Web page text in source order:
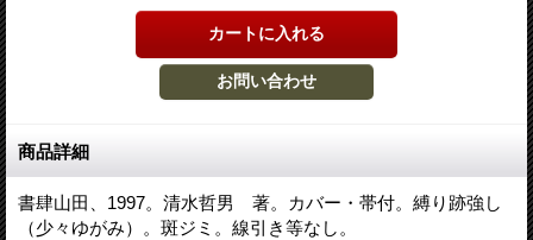
商品詳細
書肆山田、1997。清水哲男 著。カバー・帯付。縛り跡強し
（少々ゆがみ）。斑ジミ。線引き等なし。